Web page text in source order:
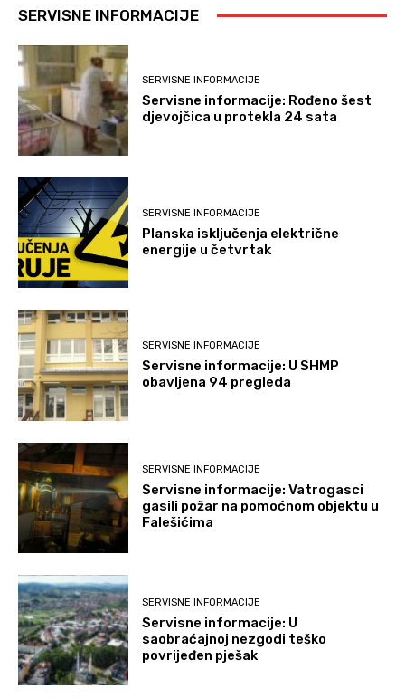
SERVISNE INFORMACIJE
SERVISNE INFORMACIJE
Servisne informacije: Rođeno šest
djevojčica u protekla 24 sata
SERVISNE INFORMACIJE
Planska isključenja električne
energije u četvrtak
SERVISNE INFORMACIJE
Servisne informacije: U SHMP
obavljena 94 pregleda
SERVISNE INFORMACIJE
Servisne informacije: Vatrogasci
gasili požar na pomoćnom objektu u
Falešićima
SERVISNE INFORMACIJE
Servisne informacije: U
saobraćajnoj nezgodi teško
povrijeđen pješak